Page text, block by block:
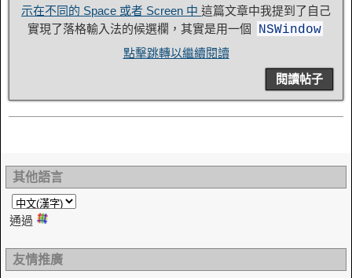
示在不同的 Space 或者 Screen 中 這篇文章中我提到了自己
實現了落格輸入法的候選欄，其實是用一個
NSWindow
點擊跳轉以繼續閱讀
閱讀帖子
其他語言
通過
友情推廣